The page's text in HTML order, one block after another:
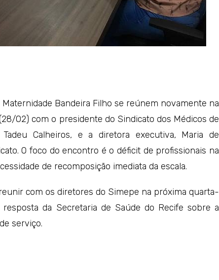
Bandeira Filho se reúnem novamente na
02) com o presidente do Sindicato dos Médicos de
Tadeu Calheiros, e a diretora executiva, Maria de
O foco do encontro é o déficit de profissionais na
de recomposição imediata da escala.
com os diretores do Simepe na próxima quarta-
da Secretaria de Saúde do Recife sobre a
serviço.